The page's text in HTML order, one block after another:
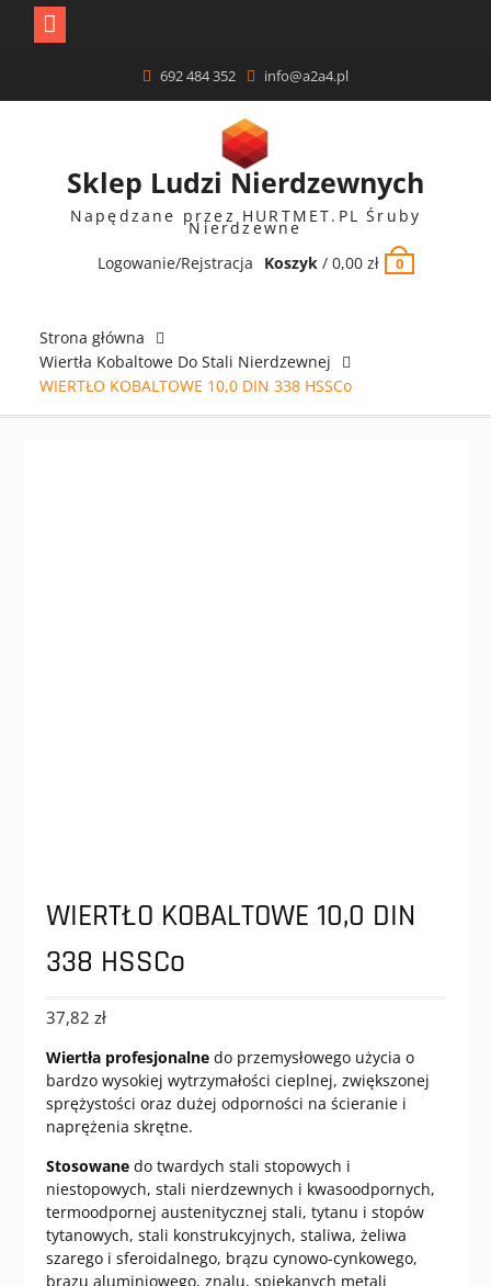
content
692 484 352 info@a2a4.pl
Sklep Ludzi Nierdzewnych
Napędzane przez HURTMET.PL Śruby
Nierdzewne
Logowanie/Rejstracja
Koszyk/ 0,00 zł 0
Strona główna
Wiertła Kobaltowe Do Stali Nierdzewnej
WIERTŁO KOBALTOWE 10,0 DIN 338 HSSCo
WIERTŁO KOBALTOWE 10,0 DIN
338 HSSCo
37,82 zł
Wiertła profesjonalnedo przemysłowego użycia o
bardzo wysokiej wytrzymałości cieplnej, zwiększonej
sprężystości oraz dużej odporności na ścieranie i
naprężenia skrętne.
Stosowanedo twardych stali stopowych i
niestopowych, stali nierdzewnych i kwasoodpornych,
termoodpornej austenitycznej stali, tytanu i stopów
tytanowych, stali konstrukcyjnych, staliwa, żeliwa
szarego i sferoidalnego, brązu cynowo-cynkowego,
brązu aluminiowego, znalu, spiekanych metali